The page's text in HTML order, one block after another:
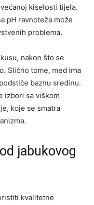
kiselosti tijela.
pH ravnoteža može
problema.
nakon što se
Slično tome, med ima
baznu sredinu.
izbori sa viškom
koje se smatra
jabukovog
kvalitetne